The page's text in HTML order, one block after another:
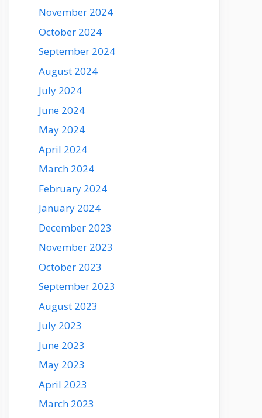
November 2024
October 2024
September 2024
August 2024
July 2024
June 2024
May 2024
April 2024
March 2024
February 2024
January 2024
December 2023
November 2023
October 2023
September 2023
August 2023
July 2023
June 2023
May 2023
April 2023
March 2023